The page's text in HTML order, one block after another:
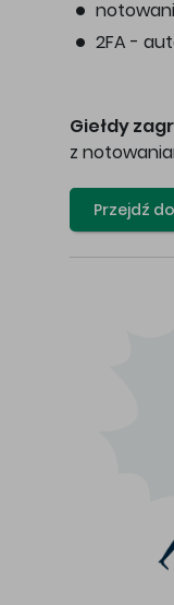
2FA -
Giełdy
z
Przejdź